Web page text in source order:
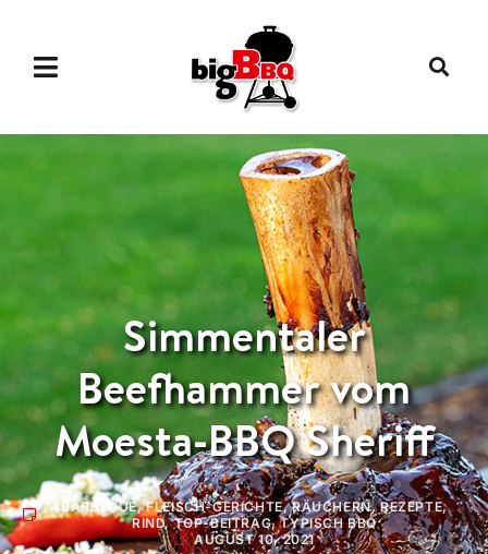
Simmentaler
Beefhammer vom
Moesta-BBQ Sheriff
BARBECUE,FLEISCH-GERICHTE,RÄUCHERN,REZEPTE,
RIND,TOP-BEITRAG,TYPISCH BBQ
AUGUST 10, 2021